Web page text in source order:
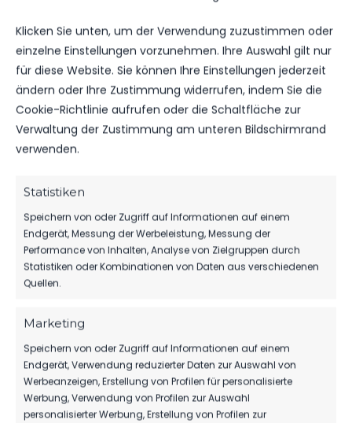
Klicken Sie unten, um der Verwendung zuzustimmen oder
einzelne Einstellungen vorzunehmen. Ihre Auswahl gilt nur
für diese Website. Sie können Ihre Einstellungen jederzeit
ändern oder Ihre Zustimmung widerrufen, indem Sie die
Cookie-Richtlinie aufrufen oder die Schaltfläche zur
Verwaltung der Zustimmung am unteren Bildschirmrand
verwenden.
Statistiken
Speichern von oder Zugriff auf Informationen auf einem
Endgerät, Messung der Werbeleistung, Messung der
Performance von Inhalten, Analyse von Zielgruppen durch
Statistiken oder Kombinationen von Daten aus verschiedenen
Quellen.
Marketing
Speichern von oder Zugriff auf Informationen auf einem
Endgerät, Verwendung reduzierter Daten zur Auswahl von
Werbeanzeigen, Erstellung von Profilen für personalisierte
Werbung, Verwendung von Profilen zur Auswahl
personalisierter Werbung, Erstellung von Profilen zur
PREMIUM-PARTNER
Maximale Präsenz & exklusive Vorteile
Bandenwerbung (6 m) oder LED-Board
Trikot- oder Ärmel-Sponsoring
Nennung auf der Website / Logo
Social-Media-Partner-Posting
Anzeige im Stadionheft (1 Seite)
Einladung zu VIP-Events
ANFRAGEN
5. BEISPIELE & SICHTBARKEIT
BANDENWERBUNG
IHR LOGO